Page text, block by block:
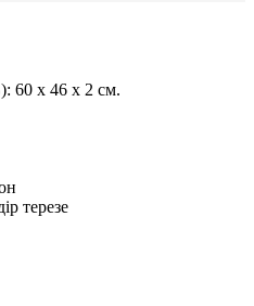
60 x 46 x 2 см.
терезе